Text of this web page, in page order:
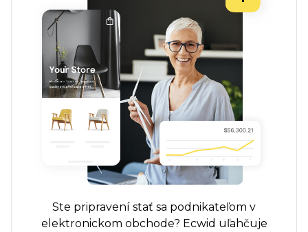
Ste pripravení stať sa podnikateľom v
elektronickom obchode? Ecwid uľahčuje